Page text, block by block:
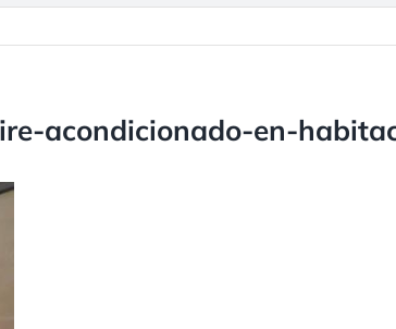
acondicionado-en-